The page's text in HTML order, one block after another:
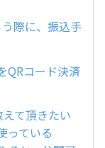
際に、振込手
QRコード決済
て頂きたい
っている